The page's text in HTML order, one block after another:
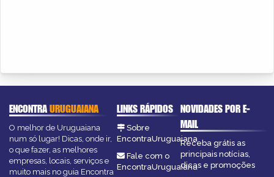
ENCONTRAURUGUAIANA
O melhor de Uruguaiana
num só lugar! Dicas, onde ir,
o que fazer, as melhores
empresas, locais, serviços e
muito mais no guia Encontra
LINKS RÁPIDOS
Sobre
EncontraUruguaiana
Fale com o
EncontraUruguaiana
NOVIDADES POR E-
MAIL
Receba grátis as
principais notícias,
dicas e promoções